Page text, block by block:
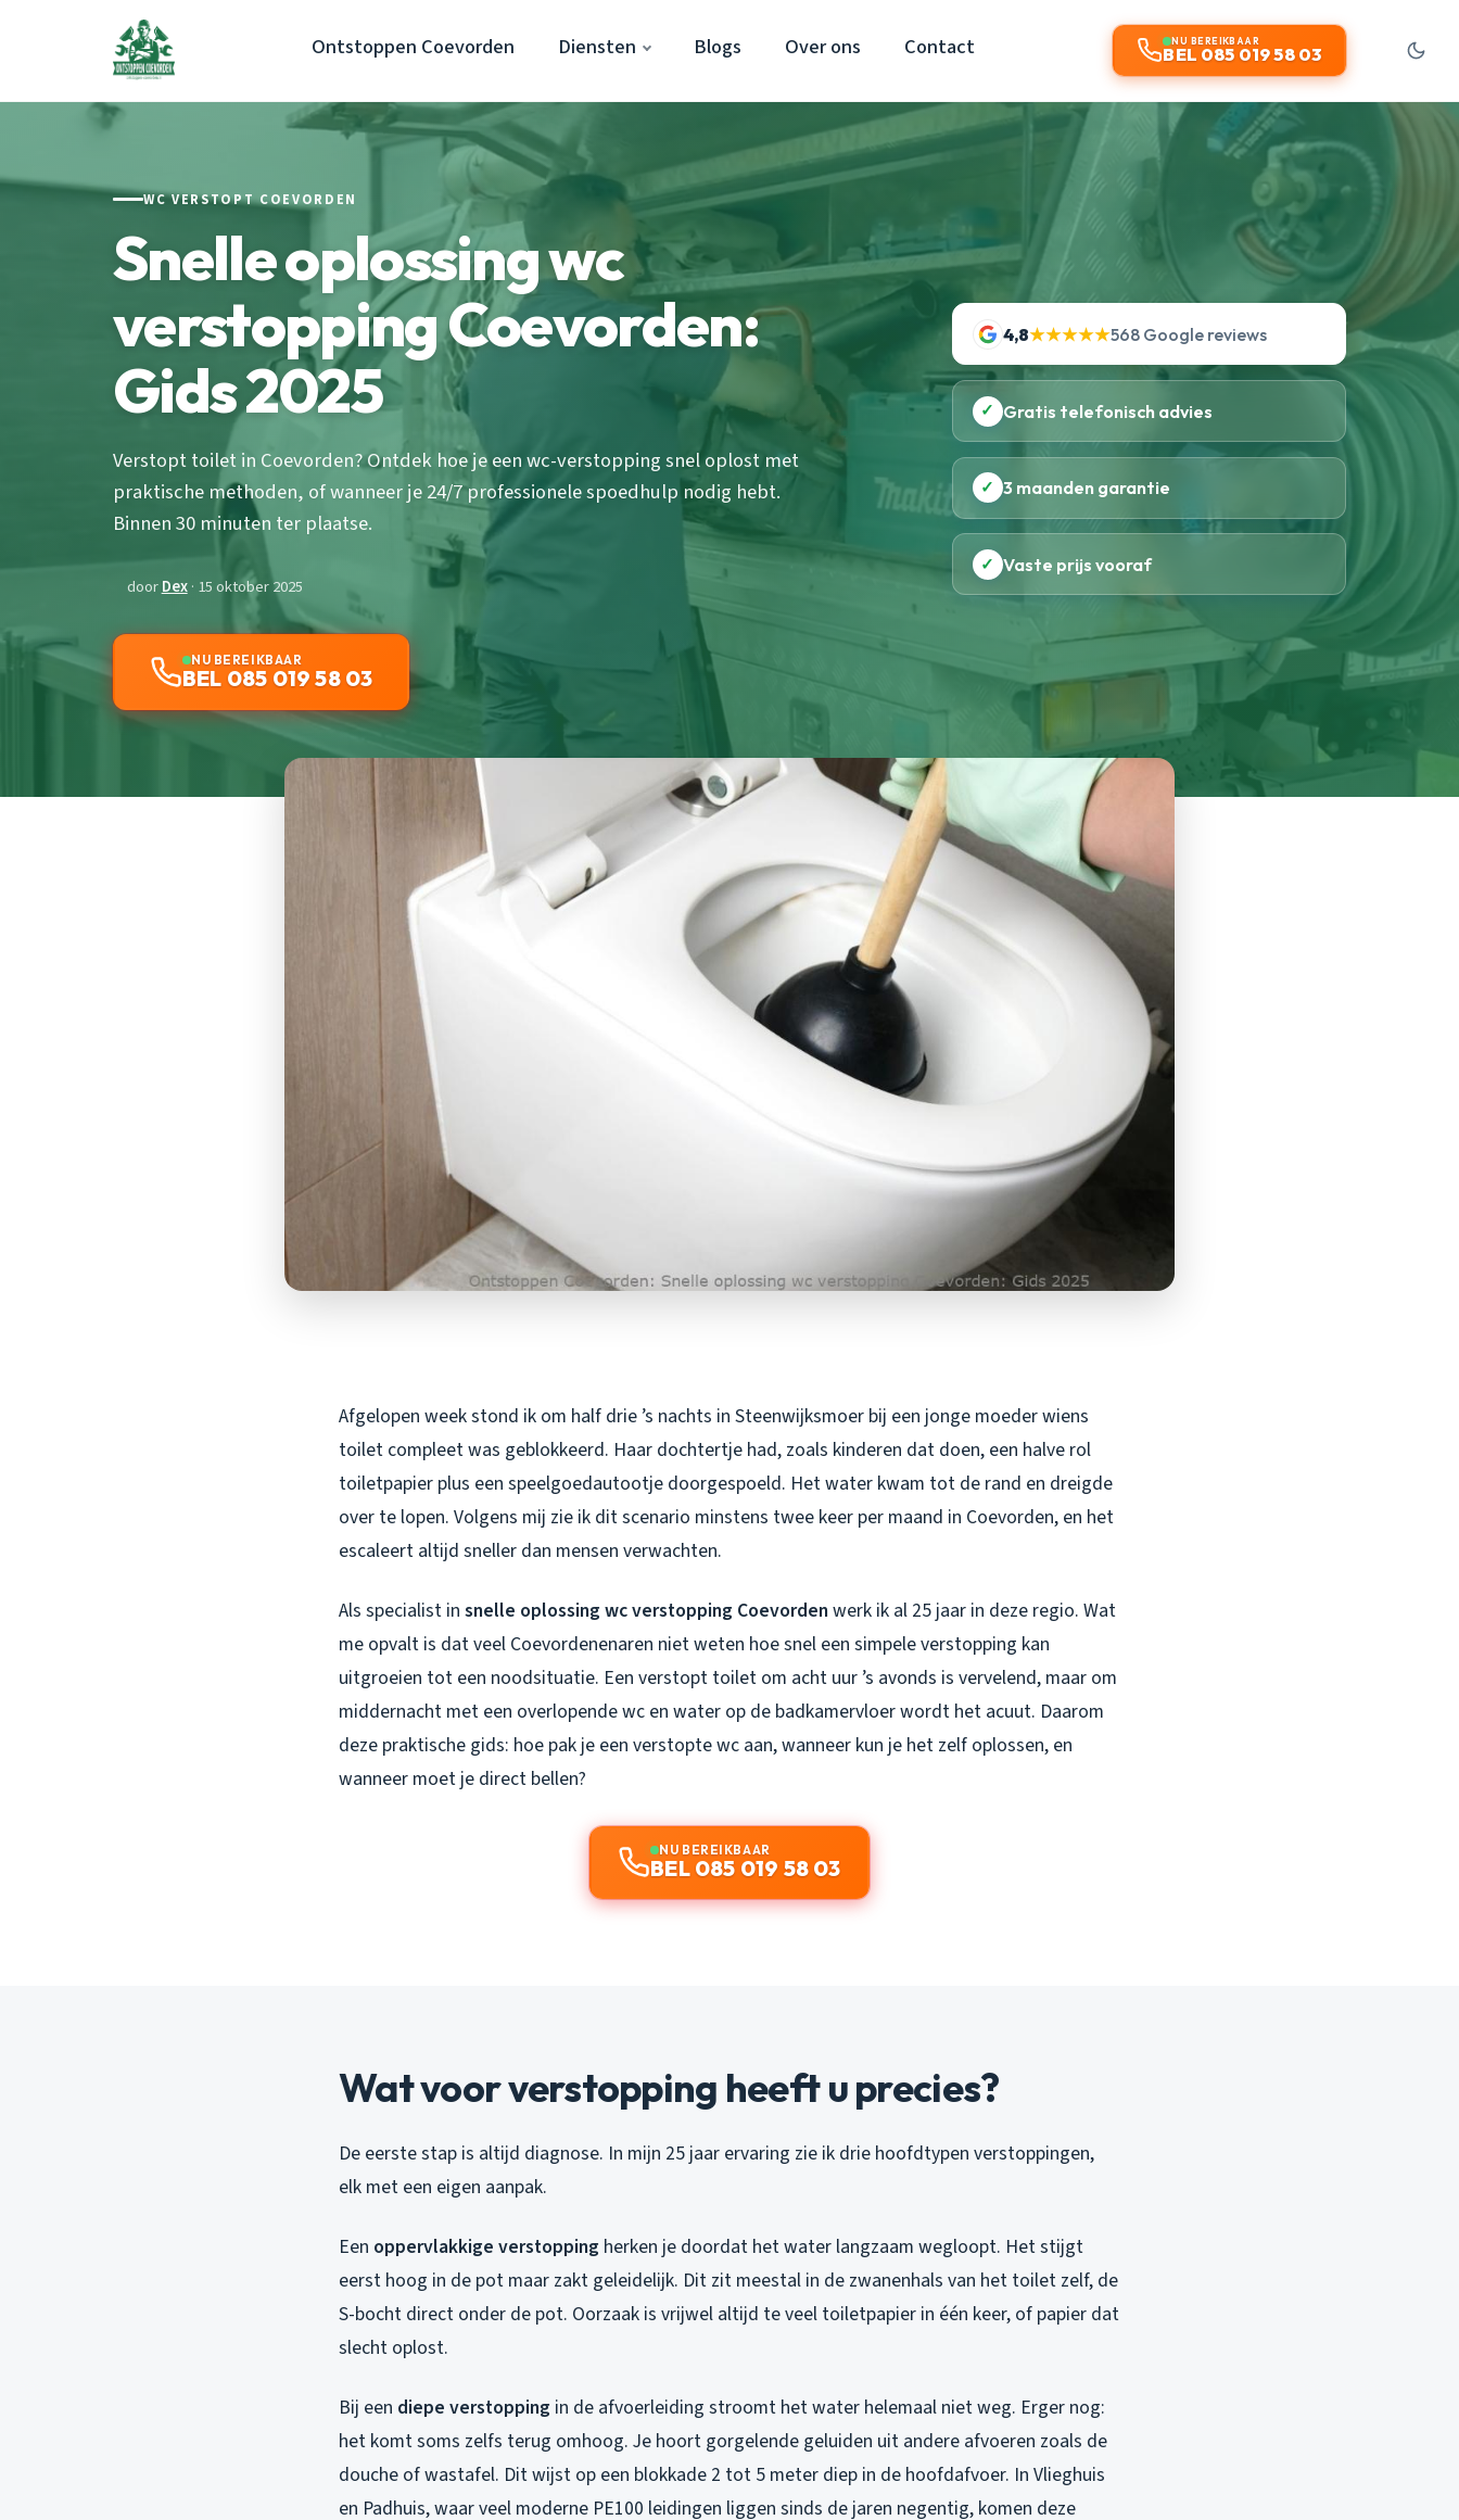
Ontstoppen Coevorden Diensten Blogs Over ons Contact NU BEREIKBAAR
BEL 085 019 58 03
WC VERSTOPT COEVORDEN
Snelle oplossing wc
verstopping Coevorden:
Gids 2025
Verstopt toilet in Coevorden? Ontdek hoe je een wc-verstopping snel oplost met
praktische methoden, of wanneer je 24/7 professionele spoedhulp nodig hebt.
Binnen 30 minuten ter plaatse.
doorDex· 15 oktober 2025
NU BEREIKBAAR
BEL 085 019 58 03
4,8★★★★★568 Google reviews
✓ Gratis telefonisch advies
✓ 3 maanden garantie
✓ Vaste prijs vooraf
Afgelopen week stond ik om half drie ’s nachts in Steenwijksmoer bij een jonge moeder wiens
toilet compleet was geblokkeerd. Haar dochtertje had, zoals kinderen dat doen, een halve rol
toiletpapier plus een speelgoedautootje doorgespoeld. Het water kwam tot de rand en dreigde
over te lopen. Volgens mij zie ik dit scenario minstens twee keer per maand in Coevorden, en het
escaleert altijd sneller dan mensen verwachten.
Als specialist in snelle oplossing wc verstopping Coevorden werk ik al 25 jaar in deze regio. Wat
me opvalt is dat veel Coevordenenaren niet weten hoe snel een simpele verstopping kan
uitgroeien tot een noodsituatie. Een verstopt toilet om acht uur ’s avonds is vervelend, maar om
middernacht met een overlopende wc en water op de badkamervloer wordt het acuut. Daarom
deze praktische gids: hoe pak je een verstopte wc aan, wanneer kun je het zelf oplossen, en
wanneer moet je direct bellen?
NU BEREIKBAAR
BEL 085 019 58 03
Wat voor verstopping heeft u precies?
De eerste stap is altijd diagnose. In mijn 25 jaar ervaring zie ik drie hoofdtypen verstoppingen,
elk met een eigen aanpak.
Een oppervlakkige verstopping herken je doordat het water langzaam wegloopt. Het stijgt
eerst hoog in de pot maar zakt geleidelijk. Dit zit meestal in de zwanenhals van het toilet zelf, de
S-bocht direct onder de pot. Oorzaak is vrijwel altijd te veel toiletpapier in één keer, of papier dat
slecht oplost.
Bij een diepe verstopping in de afvoerleiding stroomt het water helemaal niet weg. Erger nog:
het komt soms zelfs terug omhoog. Je hoort gorgelende geluiden uit andere afvoeren zoals de
douche of wastafel. Dit wijst op een blokkade 2 tot 5 meter diep in de hoofdafvoer. In Vlieghuis
en Padhuis, waar veel moderne PE100 leidingen liggen sinds de jaren negentig, komen deze